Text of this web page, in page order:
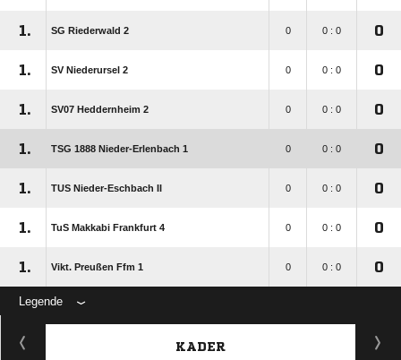
1. SG Riederwald 2 0 0 : 0 0
1. SV Niederursel 2 0 0 : 0 0
1. SV07 Heddernheim 2 0 0 : 0 0
1. TSG 1888 Nieder-Erlenbach 1 0 0 : 0 0
1. TUS Nieder-Eschbach II 0 0 : 0 0
1. TuS Makkabi Frankfurt 4 0 0 : 0 0
1. Vikt. Preußen Ffm 1 0 0 : 0 0
Legende
KADER